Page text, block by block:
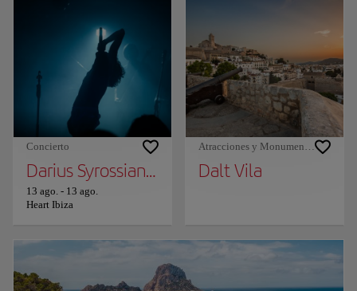
Concierto
Darius Syrossian and Josh Butler
13 ago. - 13 ago.
Heart Ibiza
Atracciones y Monumentos
Dalt Vila